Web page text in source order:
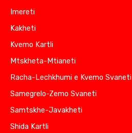
Imereti
Kakheti
Kvemo Kartli
Mtskheta-Mtianeti
Racha-Lechkhumi e Kvemo Svaneti
Samegrelo-Zemo Svaneti
Samtskhe-Javakheti
Shida Kartli